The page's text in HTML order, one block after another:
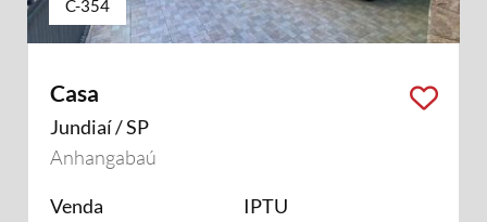
C-354
Casa
Jundiaí / SP
Anhangabaú
Venda IPTU